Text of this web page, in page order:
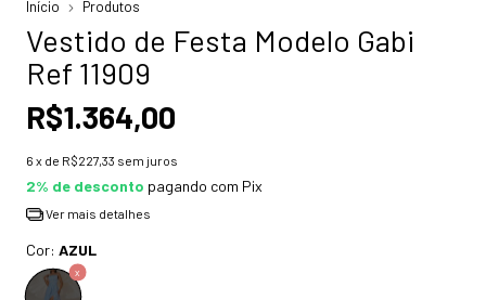
Início Produtos
Vestido de Festa Modelo Gabi
Ref 11909
R$1.364,00
6 x de R$227,33 sem juros
2% de desconto pagando com Pix
Ver mais detalhes
Cor: AZUL